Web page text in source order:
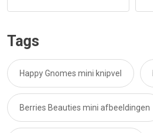
Tags
Happy Gnomes mini knipvel
Berries Beauties mini afbeeldingen